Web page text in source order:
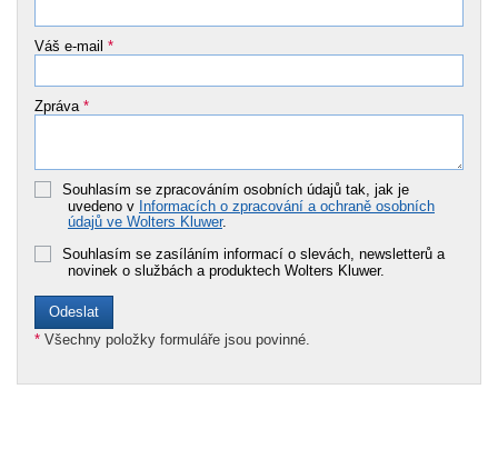
Váš e-mail *
Zpráva *
Souhlasím se zpracováním osobních údajů tak, jak je
uvedeno v Informacích o zpracování a ochraně osobních
údajů ve Wolters Kluwer.
Souhlasím se zasíláním informací o slevách, newsletterů a
novinek o službách a produktech Wolters Kluwer.
* Všechny položky formuláře jsou povinné.